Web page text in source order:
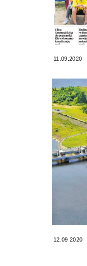
11.09.2020
12.09.2020